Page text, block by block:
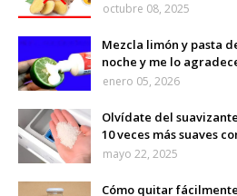
octubre 08, 2025
Mezcla limón y pasta
noche y me lo
enero 05, 2026
Olvídate del
10 veces más suaves
mayo 22, 2025
Cómo quitar